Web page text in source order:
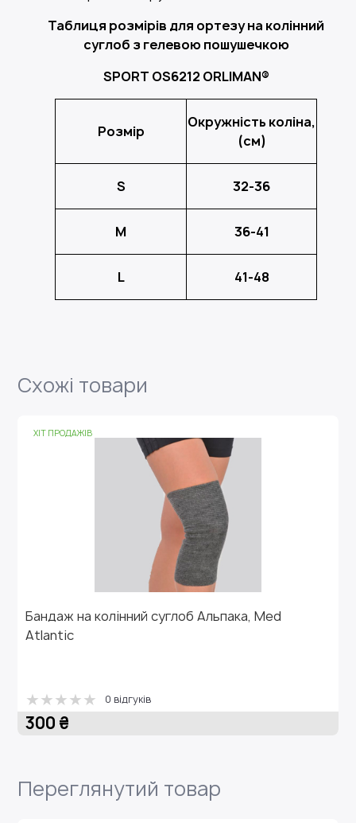
Таблиця розмірів для ортезу на колінний
суглоб з гелевою пошушечкою
SPORT OS6212 ORLIMAN®
Розмір
Окружність коліна,
(см)
S 32-36
M 36-41
L 41-48
Схожі товари
ХІТ ПРОДАЖІВ
Бандаж на колінний суглоб Альпака, Med
Atlantic
0 відгуків
300 ₴
Переглянутий товар